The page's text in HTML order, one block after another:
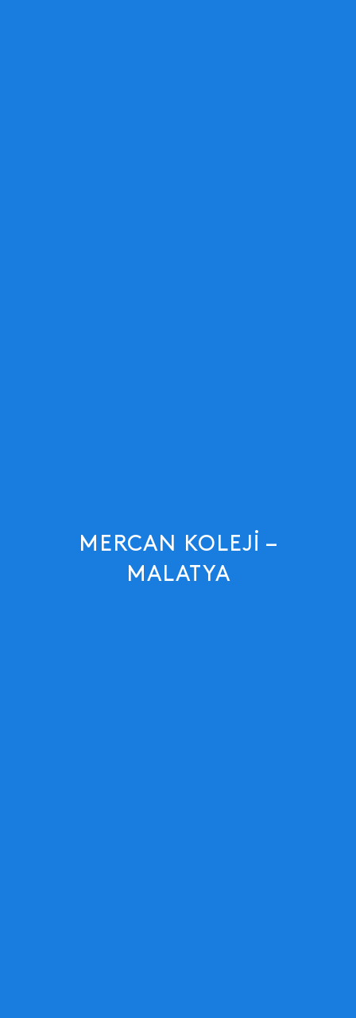
MERCAN KOLEJI –
MALATYA